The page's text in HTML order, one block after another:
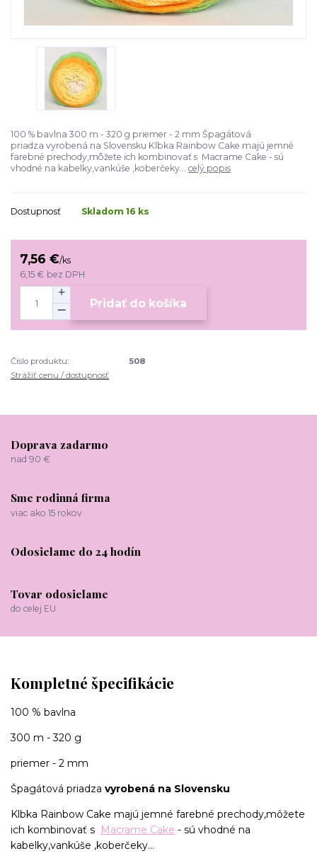
100 % bavlna 300 m - 320 g priemer - 2 mm Špagátová
priadza vyrobená na Slovensku Klbka Rainbow Cake majú jemné
farebné prechody,môžete ich kombinovať s Macrame Cake - sú
vhodné na kabelky,vankúše ,koberčeky... celý popis
Dostupnosť Skladom 16 ks
7,56 €/ks
6,15 € bez DPH
Pridať do košíka
Číslo produktu:
508
Strážiť cenu / dostupnosť
Doprava zadarmo
nad 90 €
Sme rodinná firma
viac ako 15 rokov
Odosielame do 24 hodín
Tovar odosielame
do celej EU
Kompletné špecifikácie
100 % bavlna
300 m - 320 g
priemer - 2 mm
Špagátová priadza vyrobená na Slovensku
Klbka Rainbow Cake majú jemné farebné prechody,môžete
ich kombinovať s Macrame Cake - sú vhodné na
kabelky,vankúše ,koberčeky...